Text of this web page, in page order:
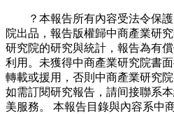
？本報告所有內容受法令保護
院出品，報告版權歸中商產業研
研究院的研究與統計，報告為有
利用。未獲得中商產業研究院書
轉載或援用，否則中商產業研究
如需訂閱研究報告，請间接聯系
美服務。 本報告目錄與內容系中